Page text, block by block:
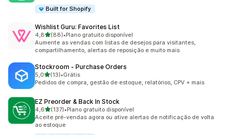
Built for Shopify
Wishlist Guru: Favorites List
4,8de 5 estrelas
(88)
88 avaliações ao todo
•Plano gratuito disponível
Aumente as vendas com listas de desejos para visitantes,
compartilhamento, alertas de reposição e muito mais
Stockroom ‑ Purchase Orders
5,0de 5 estrelas
(13)
13 avaliações ao todo
•Grátis
Pedidos de compra, gestão de estoque, relatórios, CPV + mais
EZ Preorder & Back In Stock
4,6de 5 estrelas
(137)
137 avaliações ao todo
•Plano gratuito disponível
Aceite pré-vendas agora ou ative alertas de notificação de volta
ao estoque